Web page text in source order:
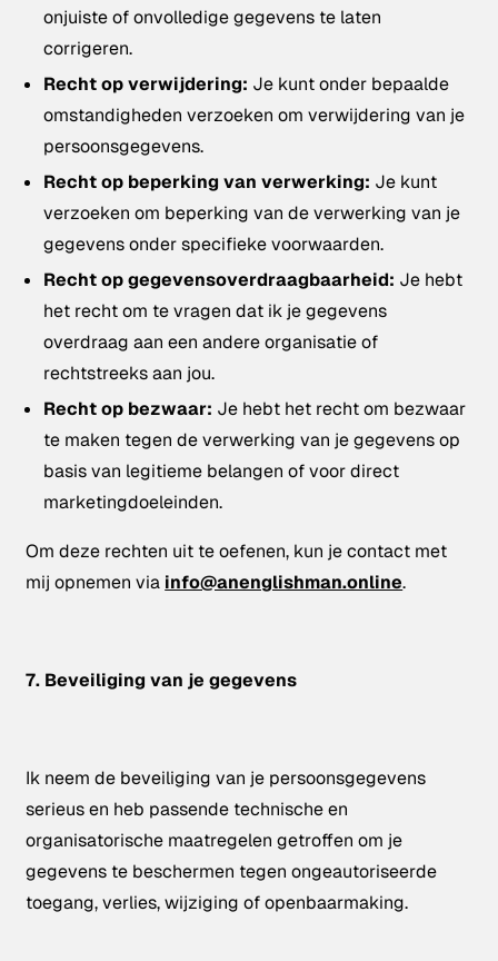
onjuiste of onvolledige gegevens te laten
corrigeren.
Recht op verwijdering: Je kunt onder bepaalde
omstandigheden verzoeken om verwijdering van je
persoonsgegevens.
Recht op beperking van verwerking: Je kunt
verzoeken om beperking van de verwerking van je
gegevens onder specifieke voorwaarden.
Recht op gegevensoverdraagbaarheid: Je hebt
het recht om te vragen dat ik je gegevens
overdraag aan een andere organisatie of
rechtstreeks aan jou.
Recht op bezwaar: Je hebt het recht om bezwaar
te maken tegen de verwerking van je gegevens op
basis van legitieme belangen of voor direct
marketingdoeleinden.
Om deze rechten uit te oefenen, kun je contact met
mij opnemen via info@anenglishman.online.
7. Beveiliging van je gegevens
Ik neem de beveiliging van je persoonsgegevens
serieus en heb passende technische en
organisatorische maatregelen getroffen om je
gegevens te beschermen tegen ongeautoriseerde
toegang, verlies, wijziging of openbaarmaking.